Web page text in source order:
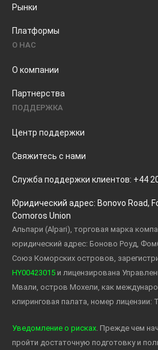
Pынки
Платформы
О НАС
О компании
Партнерства
ПОДДЕРЖКА
Центр поддержки
Свяжитесь с нами
Служба поддержки клиентов: +44
Юридический адрес: Bonovo Road,
Comoros Union
Альпари (Alpari), торговая марка
юридический адрес: Боново Роуд,
Союз Коморских островов,
HY00423015 и лицензирована
Мвали, остров Мохели, как
клиринговая палата, номер лицензии:
Уведомление о рисках. Прежде чем
пройти достаточную подготовку и